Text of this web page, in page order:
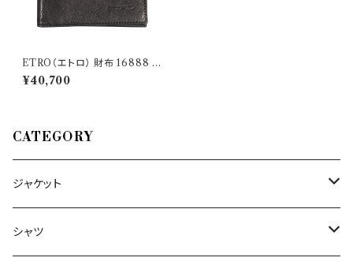
ETRO（エトロ） 財布 16888 3
2219
¥40,700
CATEGORY
ジャケット
～44/S
シャツ